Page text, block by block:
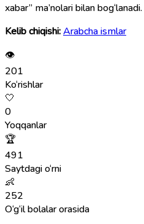
xabar” ma’nolari bilan bog‘lanadi.
Kelib chiqishi:Arabcha ismlar
👁
201
Ko‘rishlar
🤍
0
Yoqqanlar
🏆
491
Saytdagi o‘rni
👶
252
O‘g‘il bolalar orasida